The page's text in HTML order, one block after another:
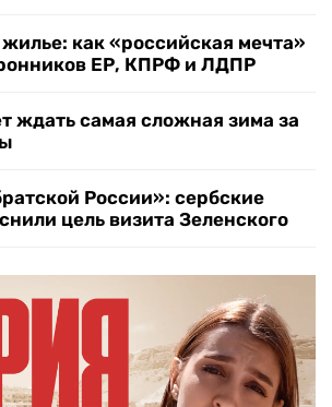
как «российская мечта»
ЕР, КПРФ и ЛДПР
ждать самая сложная зима за
России»: сербские
цель визита Зеленского